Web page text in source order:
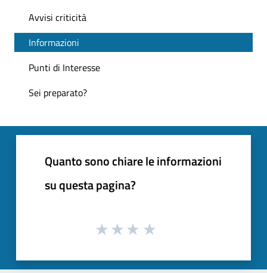
Avvisi criticità
Informazioni
Punti di Interesse
Sei preparato?
Quanto sono chiare le informazioni
su questa pagina?